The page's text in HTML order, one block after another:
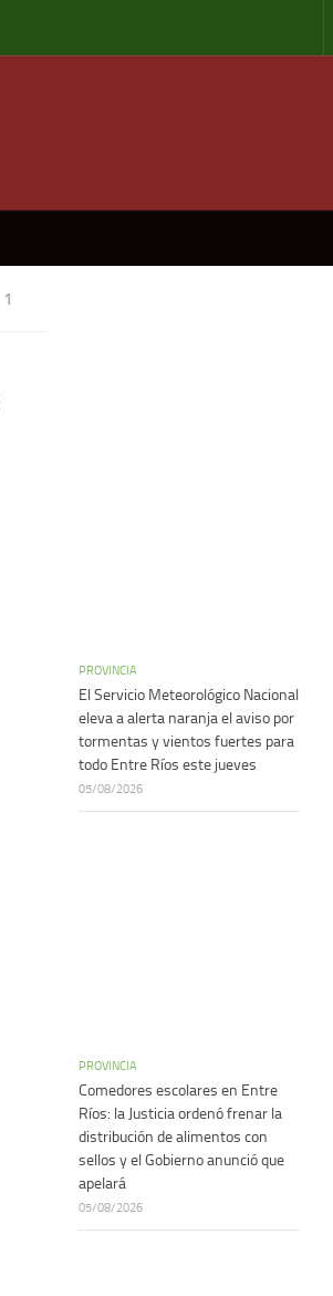
1
PROVINCIA
El Servicio Meteorológico Nacional
eleva a alerta naranja el aviso por
tormentas y vientos fuertes para
todo Entre Ríos este jueves
05/08/2026
PROVINCIA
Comedores escolares en Entre
Ríos: la Justicia ordenó frenar la
distribución de alimentos con
sellos y el Gobierno anunció que
apelará
05/08/2026